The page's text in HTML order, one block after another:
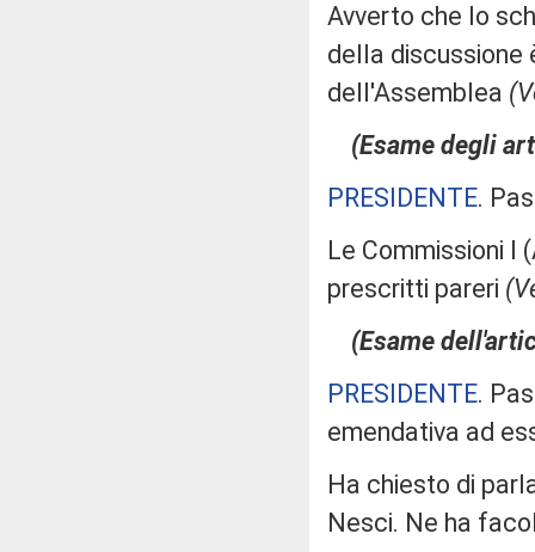
Avverto che lo
della discussione
dell'Assemblea
(Esame degli
PRESIDENTE.
Le Commissioni I
prescritti pareri
(Esame
PRESIDENTE.
emendativa ad
Ha chiesto di
Nesci. Ne ha